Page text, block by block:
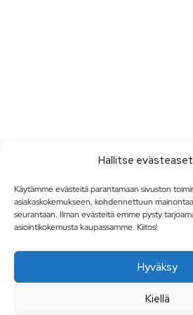
Hallitse
Käytämme evästeitä parantamaan sivuston
asiakaskokemukseen, kohdennettuun
seurantaan. Ilman evästeitä emme pysty
asiointikokemusta kaupassamme. Kiitos!
Hyväksy
Kiellä